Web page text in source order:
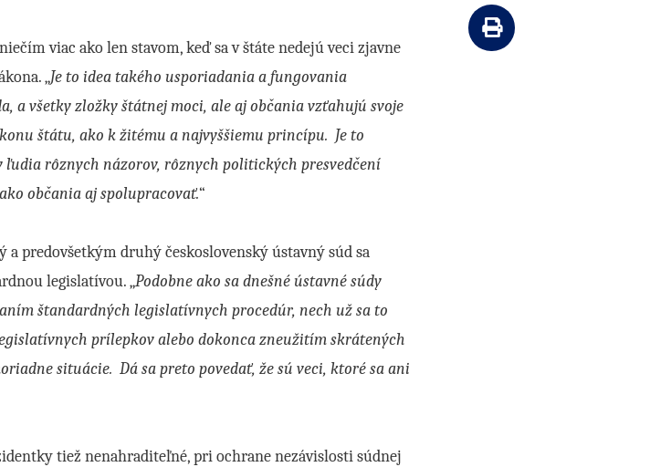
viac ako len stavom, keď sa v štáte nedejú veci zjavne
„Je to idea takého usporiadania a fungovania
a všetky zložky štátnej moci, ale aj občania vzťahujú svoje
štátu, ako k žitému a najvyššiemu princípu. Je to
rôznych názorov, rôznych politických presvedčení
občania aj spolupracovať.“
a predovšetkým druhý československý ústavný súd sa
legislatívou. „Podobne ako sa dnešné ústavné súdy
štandardných legislatívnych procedúr, nech už sa to
prílepkov alebo dokonca zneužitím skrátených
situácie. Dá sa preto povedať, že sú veci, ktoré sa ani
tiež nenahraditeľné, pri ochrane nezávislosti súdnej
Vytlačiť článok